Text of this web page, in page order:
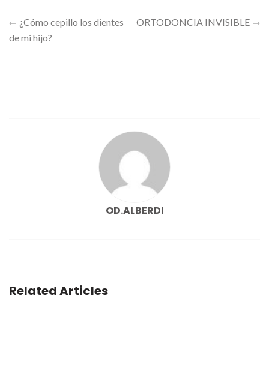
Navegación
de
¿Cómo cepillo los dientes
de mi hijo?
ORTODONCIA INVISIBLE
OD.ALBERDI
Related Articles